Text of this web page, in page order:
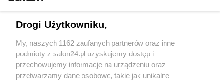
Sport
Społeczeństwo
Drogi Użytkowniku,
My, naszych 1162 zaufanych partnerów oraz inne
podmioty z salon24.pl uzyskujemy dostęp i
przechowujemy informacje na urządzeniu oraz
przetwarzamy dane osobowe, takie jak unikalne